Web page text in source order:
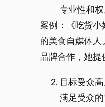
专业性和
案例：《吃货小
的美食自媒体
品牌合作，她
目标受众
满足受众